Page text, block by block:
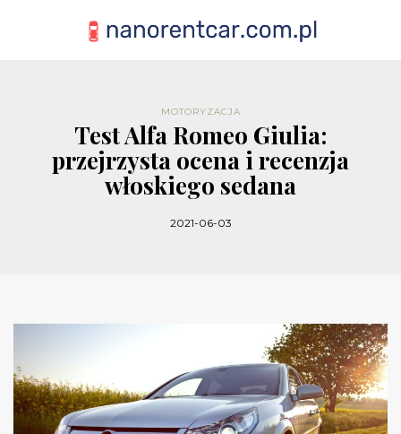
MOTORYZACJA
Test Alfa Romeo Giulia:
przejrzysta ocena i recenzja
włoskiego sedana
2021-06-03